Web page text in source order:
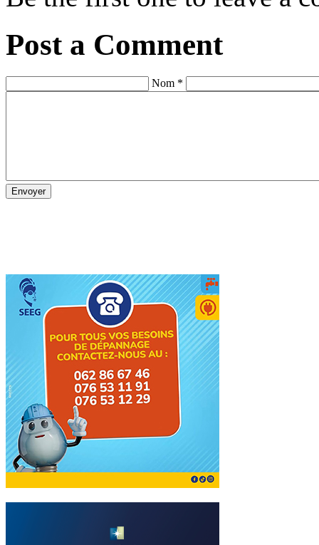
Post a Comment
Nom *